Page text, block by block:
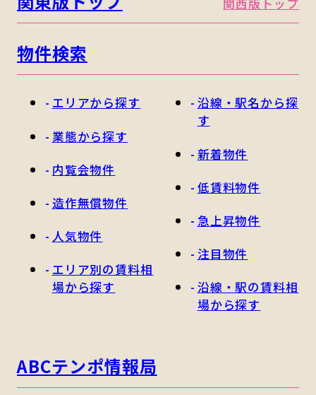
関西版トップ
物件検索
エリアから探す
業態から探す
内覧会物件
造作無償物件
人気物件
エリア別の賃料相
場から探す
沿線・駅名から探
す
新着物件
低賃料物件
急上昇物件
注目物件
沿線・駅の賃料相
場から探す
ABCテンポ情報局